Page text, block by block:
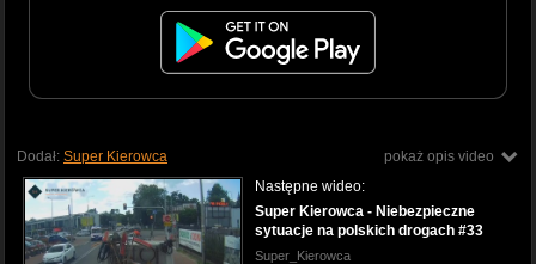
pokaż opis video
Dodał: Super Kierowca
Następne wideo:
Super Kierowca - Niebezpieczne
sytuacje na polskich drogach #33
Super_Kierowca